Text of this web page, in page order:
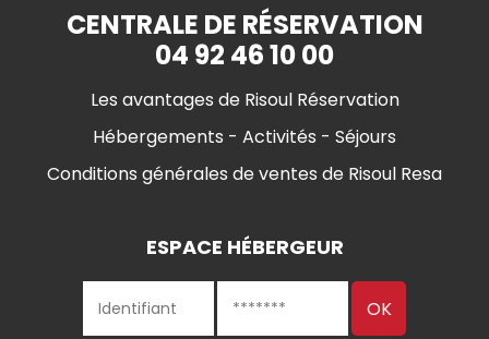
CENTRALE DE RÉSERVATION
04 92 46 10 00
Les avantages de Risoul Réservation
Hébergements - Activités - Séjours
Conditions générales de ventes de Risoul Resa
ESPACE HÉBERGEUR